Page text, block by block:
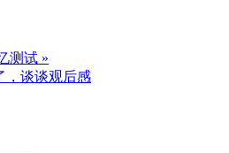
测试 »
，谈谈观后感